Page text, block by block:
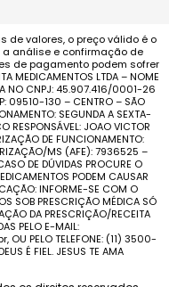
de valores, o preço válido é o
análise e confirmação de
de pagamento podem sofrer
LTDA – NOME
NO CNPJ: 45.907.416/0001-26
09510-130 – CENTRO – SÃO
SEGUNDA A SEXTA-
RESPONSÁVEL: JOAO VICTOR
DE FUNCIONAMENTO:
MS (AFE): 7936525 –
DE DÚVIDAS PROCURE O
PODEM CAUSAR
INFORME-SE COM O
SOB PRESCRIÇÃO MÉDICA SÓ
DA PRESCRIÇÃO/RECEITA
PELO E-MAIL:
PELO TELEFONE: (11) 3500-
É FIEL. JESUS TE AMA